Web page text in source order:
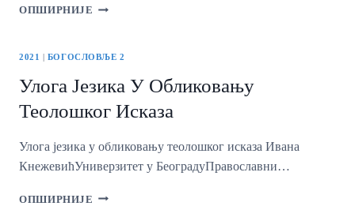
ОПШИРНИЈЕ РЕЦЕНЗИЈЕ
2021 БОГОСЛОВЉЕ 2
Улога Језика У Обликовању
Теолошког Исказа
Улога језика у обликовању теолошког исказа Ивана
КнежевићУниверзитет у БеоградуПравославни…
ОПШИРНИЈЕ УЛОГА